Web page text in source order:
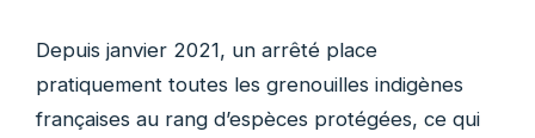
Depuis janvier 2021, un arrêté place
pratiquement toutes les grenouilles indigènes
françaises au rang d’espèces protégées, ce qui